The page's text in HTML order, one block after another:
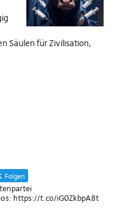
Säulen für Zivilisation,
Folgen
https://t.co/iG0ZkbpA8t